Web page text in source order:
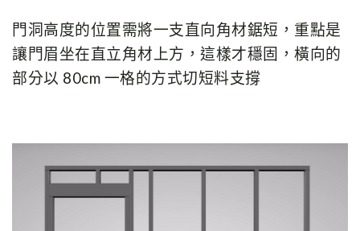
門洞高度的位置需將一支直向角材鋸短，重點是
讓門眉坐在直立角材上方，這樣才穩固，橫向的
部分以 80cm 一格的方式切短料支撐